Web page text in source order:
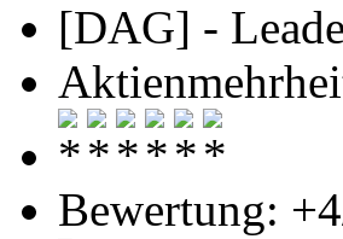
[DAG] -
Bewertung: